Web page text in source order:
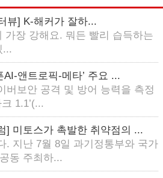
뷰] K-해커가 잘하...
가장 강해요. 뭐든 빨리 습득하는
...
AI-앤트로픽-메타’ 주요 ...
버보안 공격 및 방어 능력을 측정
1.1’(...
] 미토스가 촉발한 취약점의 ...
. 지난 7월 8일 과기정통부와 국가
동 주최하...